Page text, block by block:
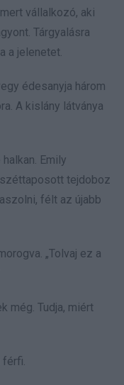
vállalkozó, aki
Tárgyalásra
a jelenetet.
édesanyja három
A kislány látványa
Emily
tejdoboz
félt az újabb
„Tolvaj ez a
még. Tudja, miért
férfi.